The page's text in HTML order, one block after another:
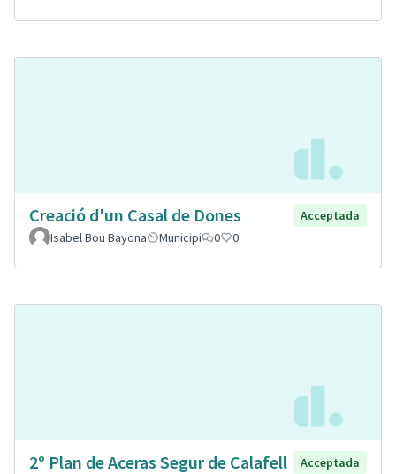
Creació d'un Casal de Dones
Acceptada
Isabel Bou Bayona
Municipi 0 0
2º Plan de Aceras Segur de Calafell
Acceptada